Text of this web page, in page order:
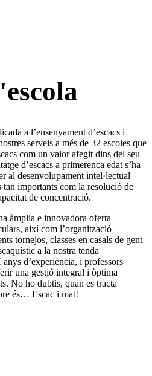
a l’ensenyament d’escacs i
serveis a més de 32 escoles que
com un valor afegit dins del seu
d’escacs a primerenca edat s’ha
al desenvolupament intel·lectual
tan importants com la resolució de
de concentració.
àmplia e innovadora oferta
així com l’organització
tornejos, classes en casals de gent
a la nostra tenda
d’experiència, i professors
una gestió integral i òptima
No ho dubtis, quan es tracta
és… Escac i mat!